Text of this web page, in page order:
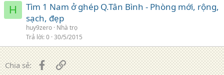
H
Tìm 1 Nam ở ghép Q.Tân Bình - Phòng mới, rộng,
sạch, đẹp
huy9zero Nhà trọ
Trả lời 0 30/5/2015
Chia sẻ: FacebookLiên kết